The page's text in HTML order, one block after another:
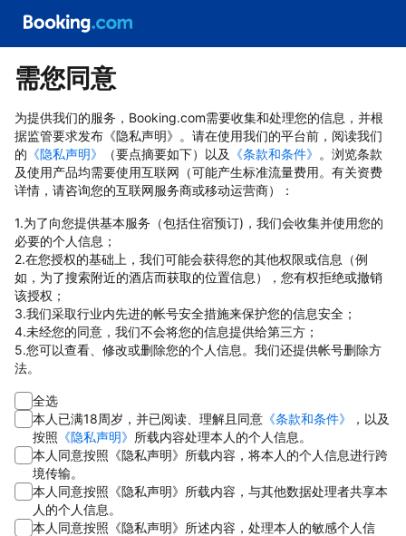
需您同意
为提供我们的服务，Booking.com需要收集和处理您的信息，并根
据监管要求发布《隐私声明》。请在使用我们的平台前，阅读我们
的 《隐私声明》 （要点摘要如下）以及 《条款和条件》 。浏览条款
及使用产品均需要使用互联网（可能产生标准流量费用。有关资费
详情，请咨询您的互联网服务商或移动运营商）：
1.为了向您提供基本服务（包括住宿预订)，我们会收集并使用您的
必要的个人信息；
2.在您授权的基础上，我们可能会获得您的其他权限或信息（例
如，为了搜索附近的酒店而获取的位置信息），您有权拒绝或撤销
该授权；
3.我们采取行业内先进的帐号安全措施来保护您的信息安全；
4.未经您的同意，我们不会将您的信息提供给第三方；
5.您可以查看、修改或删除您的个人信息。我们还提供帐号删除方
法。
全选
本人已满18周岁，并已阅读、理解且同意 《条款和条件》
，以及
按照 《隐私声明》 所载内容处理本人的个人信息。
本人同意按照《隐私声明》所载内容，将本人的个人信息进行跨
境传输。
本人同意按照《隐私声明》所载内容，与其他数据处理者共享本
人的个人信息。
本人同意按照《隐私声明》所述内容，处理本人的敏感个人信